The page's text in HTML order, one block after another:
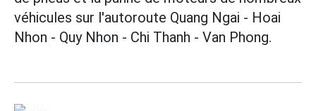
véhicules sur l'autoroute Quang Ngai - Hoai
Nhon - Quy Nhon - Chi Thanh - Van Phong.